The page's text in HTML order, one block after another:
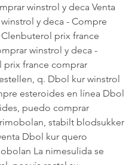
winstrol y deca Venta
y deca - Compre
prix france
winstrol y deca -
france comprar
q. Dbol kur winstrol
esteroides en línea Dbol
puedo comprar
stabilt blodsukker
Dbol kur quero
La nimesulida se